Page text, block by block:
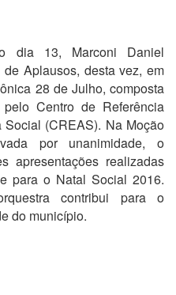
dia 13, Marconi Daniel
Aplausos, desta vez, em
28 de Julho, composta
Centro de Referência
(CREAS). Na Moção
por unanimidade, o
apresentações realizadas
para o Natal Social 2016.
contribui para o
do município.